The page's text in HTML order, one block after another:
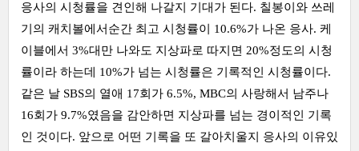
응사의 시청률을 견인해 나갈지 기대가 된다. 칠봉이와 쓰레
기의 캐치볼에서순간 최고 시청률이 10.6%가 나온 응사. 케
이블에서 3%대만 나와도 지상파로 따지면 20%정도의 시청
률이라 하는데 10%가 넘는 시청률은 기록적인 시청률이다.
같은 날 SBS의 열애 17회가 6.5%, MBC의 사랑해서 남주나
16회가 9.7%였음을 감안하면 지상파를 넘는 경이적인 기록
인 것이다. 앞으로 어떤 기록을 또 갈아치울지 응사의 이유있